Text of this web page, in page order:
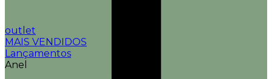
outlet
MAIS VENDIDOS
Lançamentos
Anel